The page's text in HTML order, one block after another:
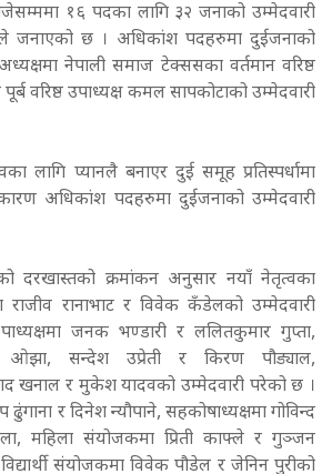
१६ पदका लागि ३२ जनाको उम्मेदवारी
जनाएको छ । अधिकांश पदहरुमा दुईजनाको
नेपाली समाज टेक्ससका वर्तमान वरिष्ठ
पूर्ब वरिष्ठ उपाध्यक्ष कमल सापकोटाको उम्मेदवारी
लागि प्यानलै बनाएर दुई समूह प्रतिस्पर्धामा
अधिकांश पदहरुमा दुईजनाको उम्मेदवारी
दरखास्तको क्रमांकन अनुसार नयाँ नेतृत्वका
राजीव रानाभाट र विवेक कँडेलको उम्मेदवारी
जनक भण्डारी र ललितकुमार गुप्ता,
ओझा, सन्देश उप्रेती र किरण पौड्याल,
खनाल र मुकेश यादवको उम्मेदवारी परेको छ ।
ढुंगाना र दिनेश न्यौपाने, सहकोषाध्यक्षमा गोविन्द
महिला संयोजकमा प्रिती काफ्ले र गुञ्जन
संयोजकमा विवेक पौडेल र जेनिन पुरीको